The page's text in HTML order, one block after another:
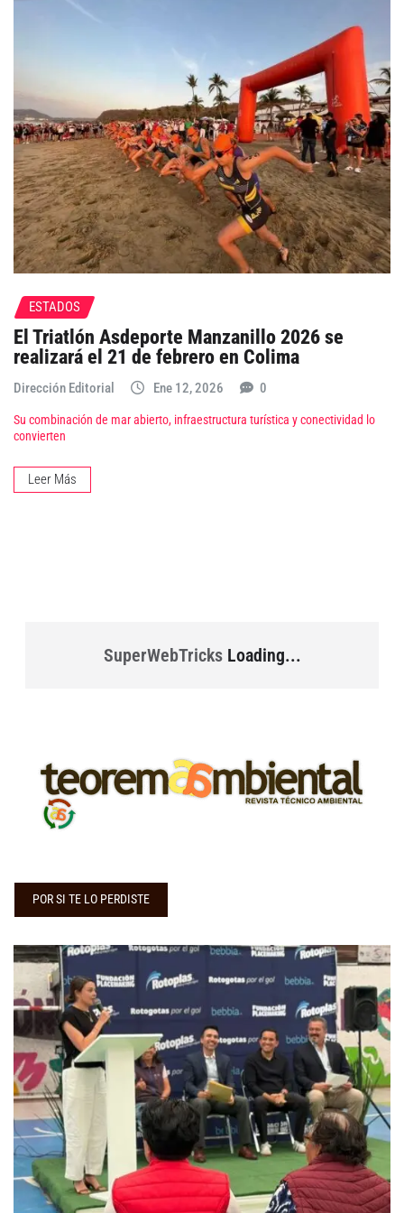
ESTADOS
El Triatlón Asdeporte Manzanillo 2026 se
realizará el 21 de febrero en Colima
Dirección Editorial Ene 12, 2026 0
Su combinación de mar abierto, infraestructura turística y conectividad lo
convierten
Leer Más
SuperWebTricksLoading...
POR SI TE LO PERDISTE